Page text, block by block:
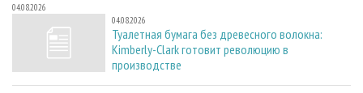
04.08.2026
04.08.2026
Туалетная бумага без древесного волокна:
Kimberly-Clark готовит революцию в
производстве